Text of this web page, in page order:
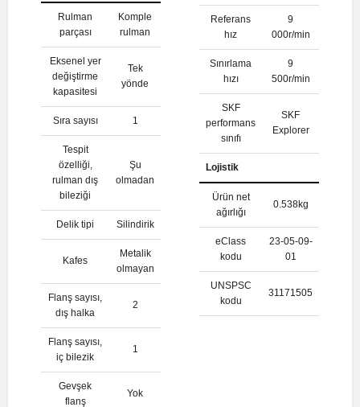
Rulman
parçası
Komple
rulman
Eksenel yer
değiştirme
kapasitesi
Tek
yönde
Sıra sayısı 1
Tespit
özelliği,
rulman dış
bileziği
Şu
olmadan
Delik tipi Silindirik
Kafes
Metalik
olmayan
Flanş sayısı,
dış halka
2
Flanş sayısı,
iç bilezik
1
Gevşek
flanş
Yok
Referans
hız
9
000r/min
Sınırlama
hızı
9
500r/min
SKF
performans
sınıfı
SKF
Explorer
Lojistik
Ürün net
ağırlığı
0.538kg
eClass
kodu
23-05-09-
01
UNSPSC
kodu
31171505